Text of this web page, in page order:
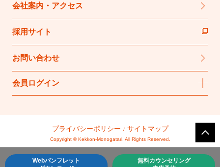
Webパンフレット
無料カウンセリング
会社案内・アクセス
採用サイト
お問い合わせ
会員ログイン
プライバシーポリシー サイトマップ
Copyright © Kekkon-Monogatari. All Rights Reserved.